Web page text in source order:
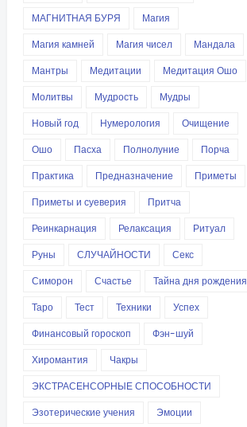
МАГНИТНАЯ БУРЯ
Магия
Магия камней
Магия чисел
Мандала
Мантры
Медитации
Медитация Ошо
Молитвы
Мудрость
Мудры
Новый год
Нумерология
Очищение
Ошо
Пасха Полнолуние
Порча
Практика
Предназначение
Приметы
Приметы и суеверия
Притча
Реинкарнация
Релаксация
Ритуал
Руны
СЛУЧАЙНОСТИ
Секс
Симорон
Счастье
Тайна дня рождения
Таро
Тест Техники
Успех
Финансовый гороскоп
Фэн-шуй
Хиромантия
Чакры
ЭКСТРАСЕНСОРНЫЕ СПОСОБНОСТИ
Эзотерические учения
Эмоции